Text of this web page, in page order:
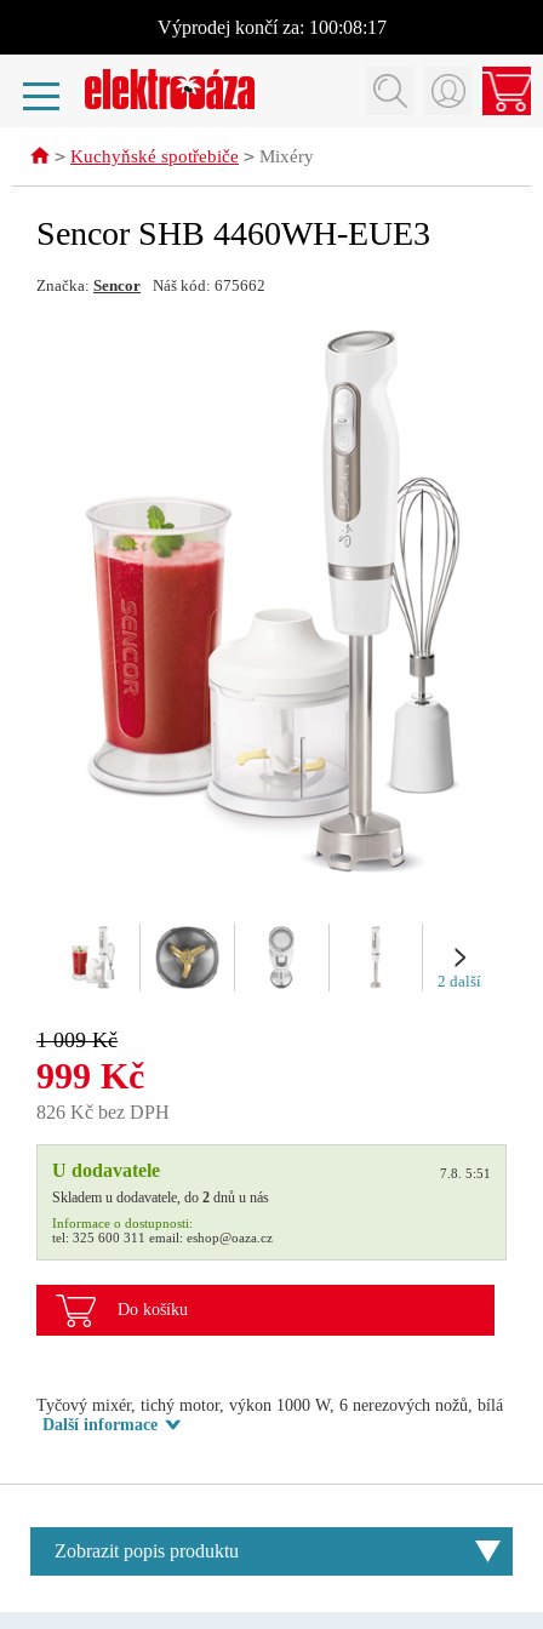
Výprodej končí za: 100:08:17
> Kuchyňské spotřebiče > Mixéry
Sencor SHB 4460WH-EUE3
Značka: Sencor Náš kód: 675662
2 další
1 009 Kč
999 Kč
826 Kč bez DPH
U dodavatele 7.8. 5:51
Skladem u dodavatele, do 2 dnů u nás
Informace o dostupnosti:
tel: 325 600 311 email: eshop@oaza.cz
Do košíku
Tyčový mixér, tichý motor, výkon 1000 W, 6 nerezových nožů, bílá
Další informace
Zobrazit popis produktu